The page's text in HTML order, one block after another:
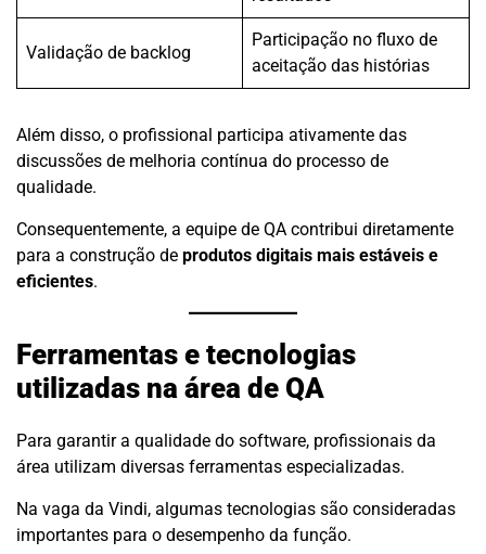
Validação de backlog
Participação no fluxo de
aceitação das histórias
Além disso, o profissional participa ativamente das
discussões de melhoria contínua do processo de
qualidade.
Consequentemente, a equipe de QA contribui diretamente
para a construção de produtos digitais mais estáveis e
eficientes.
Ferramentas e tecnologias
utilizadas na área de QA
Para garantir a qualidade do software, profissionais da
área utilizam diversas ferramentas especializadas.
Na vaga da Vindi, algumas tecnologias são consideradas
importantes para o desempenho da função.